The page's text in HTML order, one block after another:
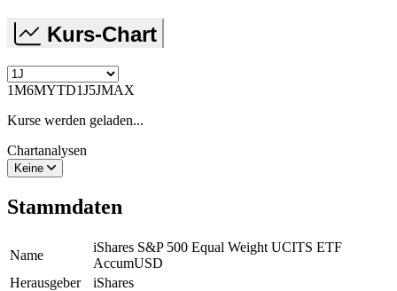
Kurs-Chart
1M6MYTD1J5JMAX
Kurse werden geladen...
Chartanalysen
Keine
Stammdaten
Name
iShares S&P 500 Equal Weight UCITS ETF
AccumUSD
Herausgeber
iShares